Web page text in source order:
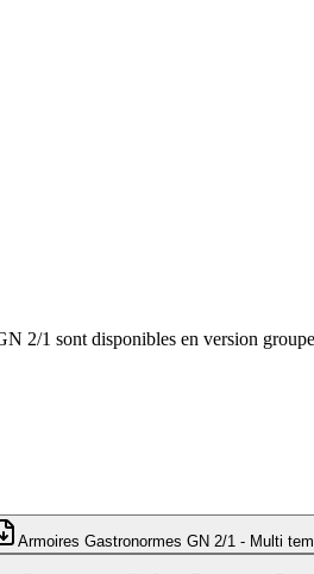
2/1 sont disponibles en version
Armoires Gastronormes GN 2/1 - Multi